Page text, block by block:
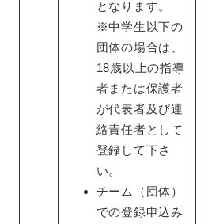
となります。
※中学生以下の
団体の場合は、
18歳以上の指導
者または保護者
が代表者及び連
絡責任者として
登録して下さ
い。
チーム（団体）
での登録申込み